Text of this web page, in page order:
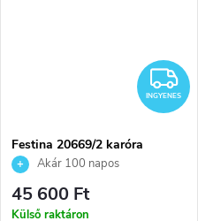
INGYENES
Festina 20669/2 karóra
Akár 100 napos
visszaküldési lehetőség. Hivatalos
márkakereskedő.
45 600 Ft
Külső raktáron